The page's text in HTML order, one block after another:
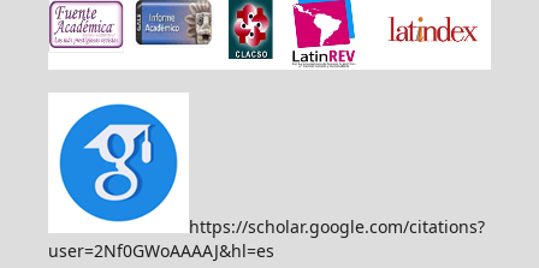
https://scholar.google.com/citations?
user=2Nf0GWoAAAAJ&hl=es